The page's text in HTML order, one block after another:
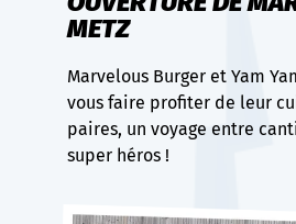
METZ
Marvelous Burger et Yam
vous faire profiter de leur
paires, un voyage entre
super héros !